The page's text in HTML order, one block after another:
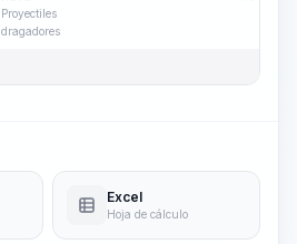
Proyectiles
dragadores
Excel
Hoja de cálculo